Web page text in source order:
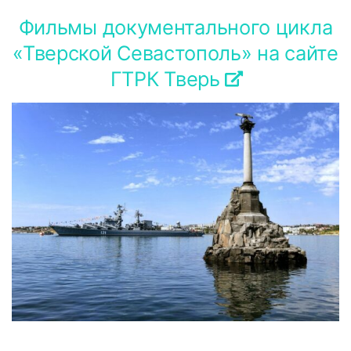
Фильмы документального цикла
«Тверской Севастополь» на сайте
ГТРК Тверь